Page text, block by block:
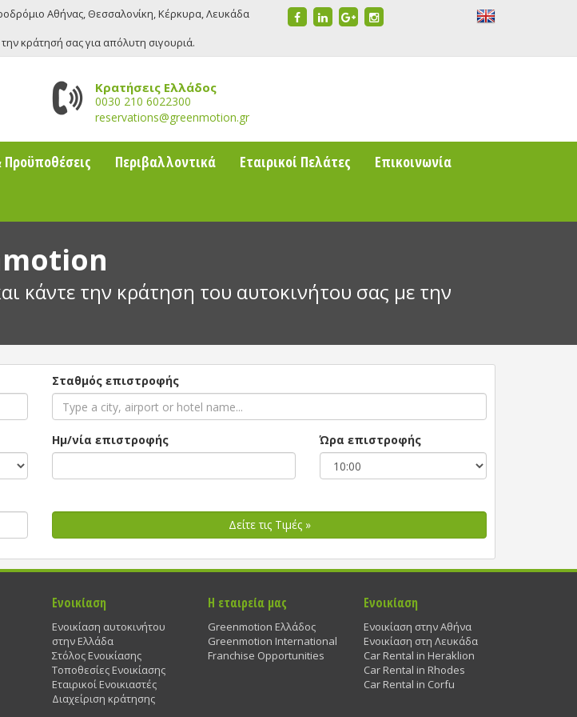
Αθήνας, Θεσσαλονίκη, Κέρκυρα, Λευκάδα
την κράτησή σας για απόλυτη σιγουριά.
Κρατήσεις Ελλάδος
0030 210 6022300
reservations@greenmotion.gr
Προϋποθέσεις Περιβαλλοντικά Εταιρικοί Πελάτες Επικοινωνία
κάντε την κράτηση του αυτοκινήτου σας με την
Σταθμός επιστροφής
Ημ/νία επιστροφής Ώρα επιστροφής
Δείτε τις Τιμές »
Ενοικίαση
Ενοικίαση αυτοκινήτου
στην Ελλάδα
Στόλος Ενοικίασης
Τοποθεσίες Ενοικίασης
Εταιρικοί Ενοικιαστές
Διαχείριση κράτησης
Η εταιρεία μας
Greenmotion Ελλάδος
Greenmotion International
Franchise Opportunities
Ενοικίαση
Ενοικίαση στην Αθήνα
Ενοικίαση στη Λευκάδα
Car Rental in Heraklion
Car Rental in Rhodes
Car Rental in Corfu